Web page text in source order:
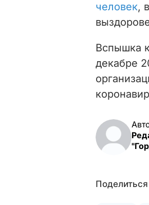
человек,
Вспышка
декабре
Поделиться